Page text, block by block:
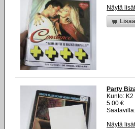
Näytä
Party
Kunto:
5.00 €
Näytä